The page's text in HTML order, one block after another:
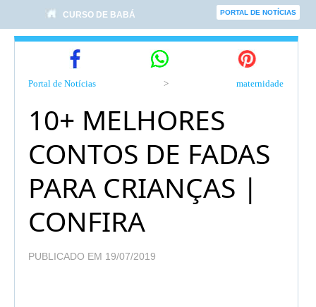
CURSO DE BABÁ PORTAL DE NOTÍCIAS
Portal de Notícias > maternidade
10+ MELHORES
CONTOS DE FADAS
PARA CRIANÇAS |
CONFIRA
PUBLICADO EM 19/07/2019